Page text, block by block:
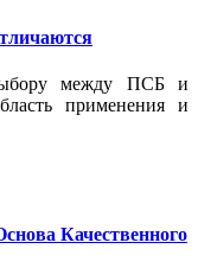
между ПСБ и
применения и
Качественного